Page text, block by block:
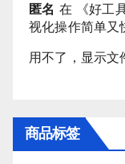
匿名 在 《好工
视化操作简单又
用不了，显示文
商品标签